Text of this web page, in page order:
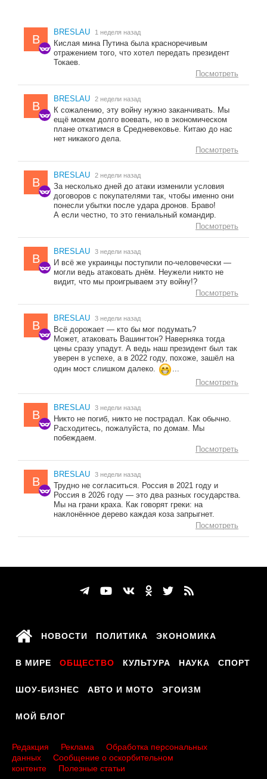
B
BRESLAU 1 неделя назад
Кислая мина Путина была красноречивым
отражением того, что хотел передать президент
Токаев.
Посмотреть
B
BRESLAU 2 недели назад
К сожалению, эту войну нужно заканчивать. Мы
ещё можем долго воевать, но в экономическом
плане откатимся в Средневековье. Китаю до нас
нет никакого дела.
Посмотреть
B
BRESLAU 2 недели назад
За несколько дней до атаки изменили условия
договоров с покупателями так, чтобы именно они
понесли убытки после удара дронов. Браво!
А если честно, то это гениальный командир.
Посмотреть
B
BRESLAU 3 недели назад
И всё же украинцы поступили по-человечески —
могли ведь атаковать днём. Неужели никто не
видит, что мы проигрываем эту войну!?
Посмотреть
B
BRESLAU 3 недели назад
Всё дорожает — кто бы мог подумать?
Может, атаковать Вашингтон? Наверняка тогда
цены сразу упадут. А ведь наш президент был так
уверен в успехе, а в 2022 году, похоже, зашёл на
один мост слишком далеко.
...
Посмотреть
B
BRESLAU 3 недели назад
Никто не погиб, никто не пострадал. Как обычно.
Расходитесь, пожалуйста, по домам. Мы
побеждаем.
Посмотреть
B
BRESLAU 3 недели назад
Трудно не согласиться. Россия в 2021 году и
Россия в 2026 году — это два разных государства.
Мы на грани краха. Как говорят греки: на
наклонённое дерево каждая коза запрыгнет.
Посмотреть
НОВОСТИ ПОЛИТИКА ЭКОНОМИКА
В МИРЕ ОБЩЕСТВО КУЛЬТУРА НАУКА СПОРТ
ШОУ-БИЗНЕС АВТО И МОТО ЭГОИЗМ
МОЙ БЛОГ
Редакция Реклама
Обработка персональных
данных
Сообщение о оскорбительном
контенте
Полезные статьи